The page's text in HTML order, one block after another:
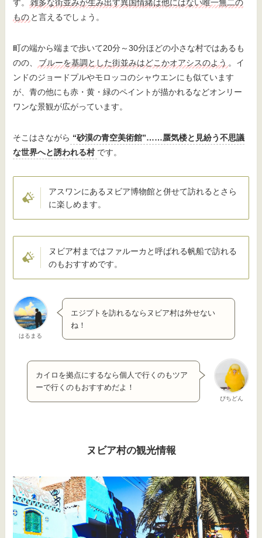
す。雑多な街並みが生み出す異国情緒は他にはない唯一無二の
もの と言えるでしょう。
町の端から端まで歩いて20分～30分ほどの小さな村ではあるも
のの、
ブルーを基調とした街並みはどこかオアシスのよう 。イ
ンドのジョードプルやモロッコのシャウエンにも似ています
が、青の他にも赤・黄・緑のペイントが描かれるなどオンリー
ワンな景観が広がっています。
そこはさながら “砂漠の青空美術館”……蜃気楼と見紛う不思議
な世界へと誘われる村 です。
アスワンにあるヌビア博物館と併せて訪れるとさら
に楽しめます。
ヌビア村まではファルーカと呼ばれる帆船で訪れる
のもおすすめです。
はるまる
エジプトを訪れるならヌビア村は外せない
ね！
ぴちどん
カイロを拠点にするなら個人で行くのもツア
ーで行くのもおすすめだよ！
ヌビア村の観光情報